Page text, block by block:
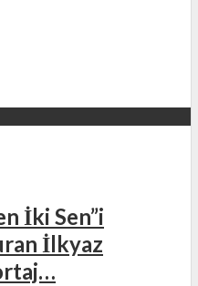
İki Sen”i
İlkyaz